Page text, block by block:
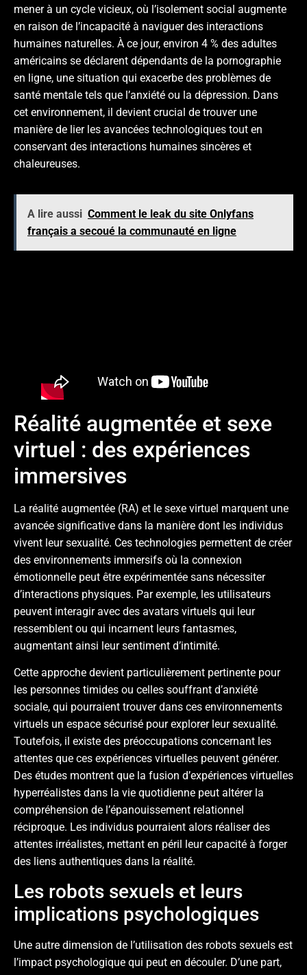
mener à un cycle vicieux, où l’isolement social augmente
en raison de l’incapacité à naviguer des interactions
humaines naturelles. À ce jour, environ 4 % des adultes
américains se déclarent dépendants de la pornographie
en ligne, une situation qui exacerbe des problèmes de
santé mentale tels que l’anxiété ou la dépression. Dans
cet environnement, il devient crucial de trouver une
manière de lier les avancées technologiques tout en
conservant des interactions humaines sincères et
chaleureuses.
A lire aussi Comment le leak du site Onlyfans
français a secoué la communauté en ligne
Réalité augmentée et sexe
virtuel : des expériences
immersives
La réalité augmentée (RA) et le sexe virtuel marquent une
avancée significative dans la manière dont les individus
vivent leur sexualité. Ces technologies permettent de créer
des environnements immersifs où la connexion
émotionnelle peut être expérimentée sans nécessiter
d’interactions physiques. Par exemple, les utilisateurs
peuvent interagir avec des avatars virtuels qui leur
ressemblent ou qui incarnent leurs fantasmes,
augmentant ainsi leur sentiment d’intimité.
Cette approche devient particulièrement pertinente pour
les personnes timides ou celles souffrant d’anxiété
sociale, qui pourraient trouver dans ces environnements
virtuels un espace sécurisé pour explorer leur sexualité.
Toutefois, il existe des préoccupations concernant les
attentes que ces expériences virtuelles peuvent générer.
Des études montrent que la fusion d’expériences virtuelles
hyperréalistes dans la vie quotidienne peut altérer la
compréhension de l’épanouissement relationnel
réciproque. Les individus pourraient alors réaliser des
attentes irréalistes, mettant en péril leur capacité à forger
des liens authentiques dans la réalité.
Les robots sexuels et leurs
implications psychologiques
Une autre dimension de l’utilisation des robots sexuels est
l’impact psychologique qui peut en découler. D’une part,